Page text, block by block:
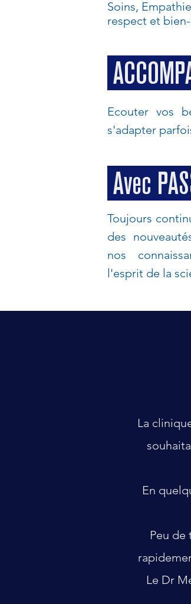
Soins,
respect et
Ecouter vos
s'adapter
Toujours
des
nos
l'esprit de la
Avec
La
En
Peu
Le Dr